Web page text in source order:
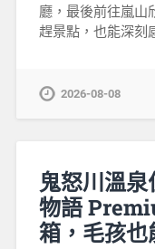
廳，最後前往嵐山
趕景點，也能深刻
2026-08-08
鬼怒川溫
物語
箱，毛孩也